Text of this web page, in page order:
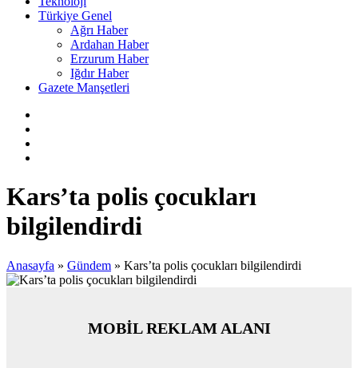
Türkiye Genel
Ağrı Haber
Ardahan Haber
Erzurum Haber
Iğdır Haber
Gazete Manşetleri
Kars’ta polis çocukları
bilgilendirdi
Anasayfa » Gündem » Kars’ta polis çocukları bilgilendirdi
MOBİL REKLAM ALANI